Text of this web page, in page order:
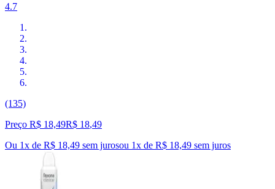
4.7
(135)
Preço R$ 18,49R$ 18,49
Ou 1x de R$ 18,49 sem jurosou 1x de R$ 18,49 sem juros